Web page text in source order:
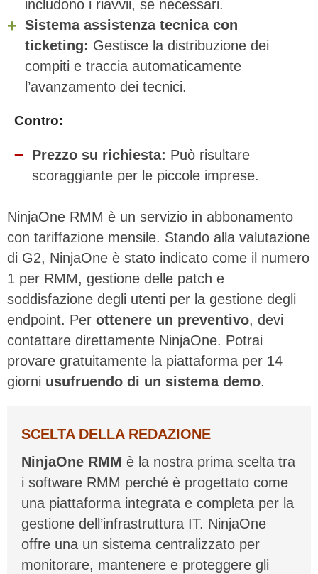
includono i riavvii, se necessari.
Sistema assistenza tecnica con
ticketing: Gestisce la distribuzione dei
compiti e traccia automaticamente
l’avanzamento dei tecnici.
Contro:
Prezzo su richiesta: Può risultare
scoraggiante per le piccole imprese.
NinjaOne RMM è un servizio in abbonamento
con tariffazione mensile. Stando alla valutazione
di G2, NinjaOne è stato indicato come il numero
1 per RMM, gestione delle patch e
soddisfazione degli utenti per la gestione degli
endpoint. Per ottenere un preventivo, devi
contattare direttamente NinjaOne. Potrai
provare gratuitamente la piattaforma per 14
giorni usufruendo di un sistema demo.
SCELTA DELLA REDAZIONE
NinjaOne RMM è la nostra prima scelta tra
i software RMM perché è progettato come
una piattaforma integrata e completa per la
gestione dell’infrastruttura IT. NinjaOne
offre una un sistema centralizzato per
monitorare, mantenere e proteggere gli